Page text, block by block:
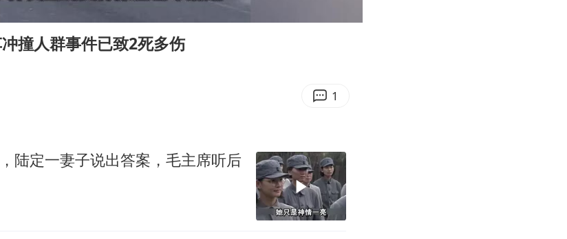
上半年归母净利润1405.77万元
内客票提前14天免费退改
韩磊 谁帮谁
撞人群事件已致2死多伤
1
陆定一妻子说出答案，毛主席听后